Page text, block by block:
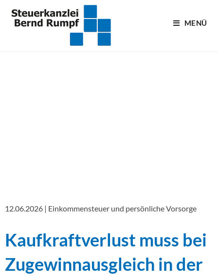
MENÜ
12.06.2026 | Einkommensteuer und persönliche Vorsorge
Kaufkraftverlust muss bei
Zugewinnausgleich in der